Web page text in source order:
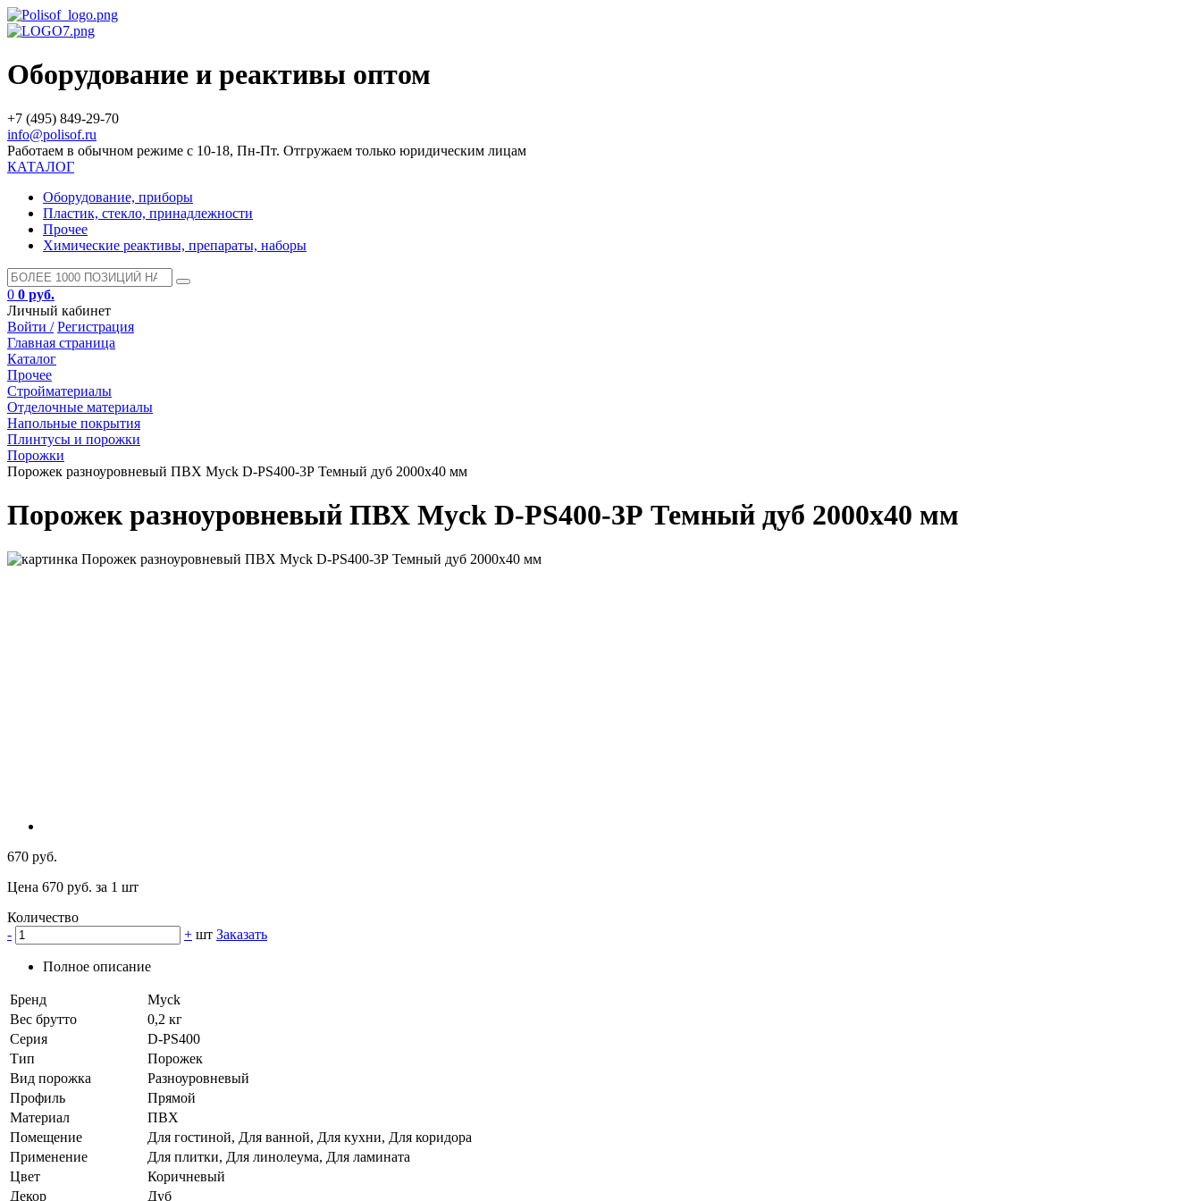
Оборудование и реактивы оптом
+7 (495) 849-29-70
info@polisof.ru
Работаем в обычном режиме с 10-18, Пн-Пт. Отгружаем только юридическим лицам
КАТАЛОГ
Оборудование, приборы
Пластик, стекло, принадлежности
Прочее
Химические реактивы, препараты, наборы
0 0 руб.
Личный кабинет
Войти / Регистрация
Главная страница
Каталог
Прочее
Стройматериалы
Отделочные материалы
Напольные покрытия
Плинтусы и порожки
Порожки
Порожек разноуровневый ПВХ Myck D-PS400-3Р Темный дуб 2000х40 мм
Порожек разноуровневый ПВХ Myck D-PS400-3Р Темный дуб 2000х40 мм
670 руб.
Цена 670 руб. за 1 шт
Количество
-
+ шт Заказать
Полное описание
Бренд
Myck
Вес брутто
0,2 кг
Серия
D-PS400
Тип
Порожек
Вид порожка
Разноуровневый
Профиль
Прямой
Материал
ПВХ
Помещение
Для гостиной, Для ванной, Для кухни, Для коридора
Применение
Для плитки, Для линолеума, Для ламината
Цвет
Коричневый
Декор
Дуб